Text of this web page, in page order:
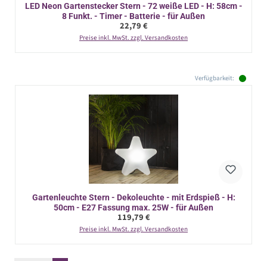
LED Neon Gartenstecker Stern - 72 weiße LED - H: 58cm -
8 Funkt. - Timer - Batterie - für Außen
Regulärer Preis:
22,79 €
Preise inkl. MwSt. zzgl. Versandkosten
Verfügbarkeit:
Gartenleuchte Stern - Dekoleuchte - mit Erdspieß - H:
50cm - E27 Fassung max. 25W - für Außen
Regulärer Preis:
119,79 €
Preise inkl. MwSt. zzgl. Versandkosten